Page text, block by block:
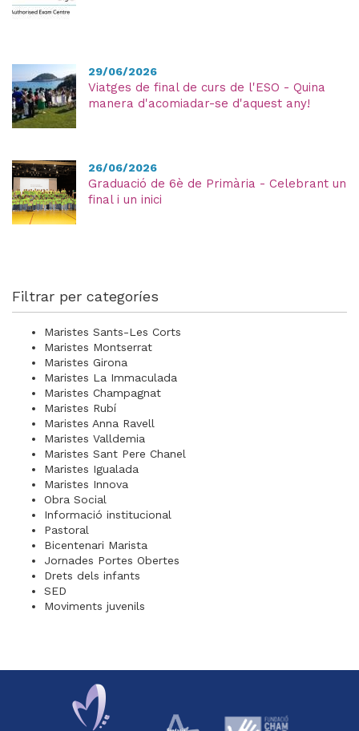
29/06/2026
Viatges de final de curs de l'ESO - Quina
manera d'acomiadar-se d'aquest any!
26/06/2026
Graduació de 6è de Primària - Celebrant un
final i un inici
Filtrar per categoríes
Maristes Sants-Les Corts
Maristes Montserrat
Maristes Girona
Maristes La Immaculada
Maristes Champagnat
Maristes Rubí
Maristes Anna Ravell
Maristes Valldemia
Maristes Sant Pere Chanel
Maristes Igualada
Maristes Innova
Obra Social
Informació institucional
Pastoral
Bicentenari Marista
Jornades Portes Obertes
Drets dels infants
SED
Moviments juvenils